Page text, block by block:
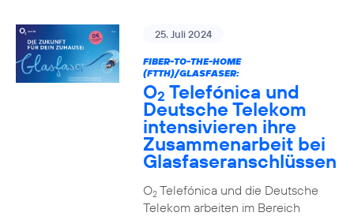
25. Juli 2024
FIBER-TO-THE-HOME
(FTTH)/GLASFASER:
O2 Telefónica und
Deutsche Telekom
intensivieren ihre
Zusammenarbeit bei
Glasfaseranschlüssen
O2Telefónica und die Deutsche
Telekom arbeiten im Bereich